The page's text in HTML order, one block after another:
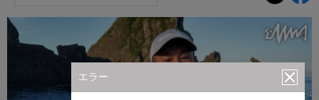
エラー